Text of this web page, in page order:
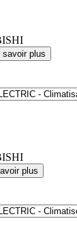
savoir plus
plus